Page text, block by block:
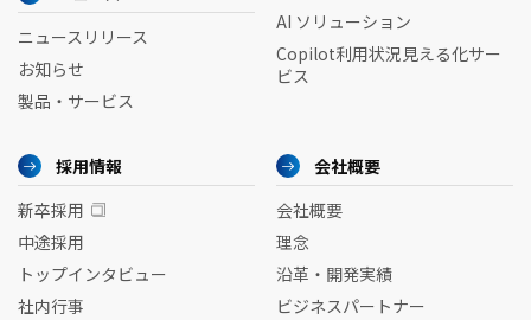
ニュースリリース
お知らせ
製品・サービス
AI ソリューション
Copilot利用状況見える化サー
ビス
採用情報
新卒採用
中途採用
トップインタビュー
社内行事
会社概要
会社概要
理念
沿革・開発実績
ビジネスパートナー